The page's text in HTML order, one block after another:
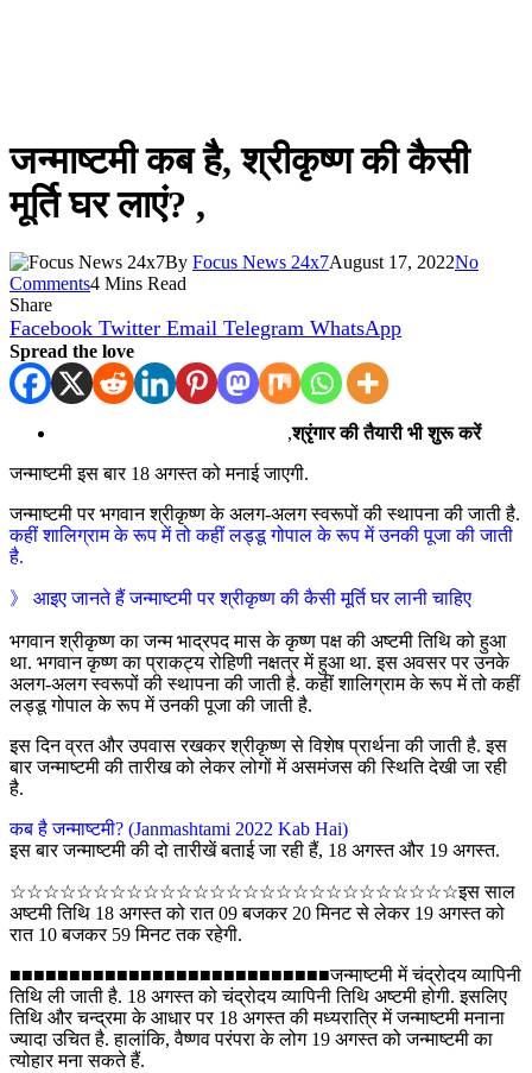
जन्माष्टमी कब है, श्रीकृष्ण की कैसी
मूर्ति घर लाएं? ,
By Focus News 24x7August 17, 2022No
Comments4 Mins Read
Share
Facebook Twitter Email Telegram WhatsApp
Spread the love
,श्रृंगार की तैयारी भी शुरू करें
जन्माष्टमी इस बार 18 अगस्त को मनाई जाएगी.
जन्माष्टमी पर भगवान श्रीकृष्ण के अलग-अलग स्वरूपों की स्थापना की जाती है.
कहीं शालिग्राम के रूप में तो कहीं लड्डू गोपाल के रूप में उनकी पूजा की जाती
है.
》 आइए जानते हैं जन्माष्टमी पर श्रीकृष्ण की कैसी मूर्ति घर लानी चाहिए
भगवान श्रीकृष्ण का जन्म भाद्रपद मास के कृष्ण पक्ष की अष्टमी तिथि को हुआ
था. भगवान कृष्ण का प्राकट्य रोहिणी नक्षत्र में हुआ था. इस अवसर पर उनके
अलग-अलग स्वरूपों की स्थापना की जाती है. कहीं शालिग्राम के रूप में तो कहीं
लड्डू गोपाल के रूप में उनकी पूजा की जाती है.
इस दिन व्रत और उपवास रखकर श्रीकृष्ण से विशेष प्रार्थना की जाती है. इस
बार जन्माष्टमी की तारीख को लेकर लोगों में असमंजस की स्थिति देखी जा रही
है.
कब है जन्माष्टमी? (Janmashtami 2022 Kab Hai)
इस बार जन्माष्टमी की दो तारीखें बताई जा रही हैं, 18 अगस्त और 19 अगस्त.
☆☆☆☆☆☆☆☆☆☆☆☆☆☆☆☆☆☆☆☆☆☆☆☆☆☆☆इस साल
अष्टमी तिथि 18 अगस्त को रात 09 बजकर 20 मिनट से लेकर 19 अगस्त को
रात 10 बजकर 59 मिनट तक रहेगी.
■■■■■■■■■■■■■■■■■■■■■■■■■■■जन्माष्टमी में चंद्रोदय व्यापिनी
तिथि ली जाती है. 18 अगस्त को चंद्रोदय व्यापिनी तिथि अष्टमी होगी. इसलिए
तिथि और चन्द्रमा के आधार पर 18 अगस्त की मध्यरात्रि में जन्माष्टमी मनाना
ज्यादा उचित है. हालांकि, वैष्णव परंपरा के लोग 19 अगस्त को जन्माष्टमी का
त्योहार मना सकते हैं.